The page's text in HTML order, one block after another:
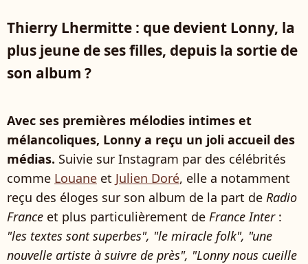
Thierry Lhermitte : que devient Lonny, la
plus jeune de ses filles, depuis la sortie de
son album ?
Avec ses premières mélodies intimes et
mélancoliques, Lonny a reçu un joli accueil des
médias. Suivie sur Instagram par des célébrités
comme Louane et Julien Doré, elle a notamment
reçu des éloges sur son album de la part de Radio
France et plus particulièrement de France Inter:
"les textes sont superbes", "le miracle folk", "une
nouvelle artiste à suivre de près", "Lonny nous cueille